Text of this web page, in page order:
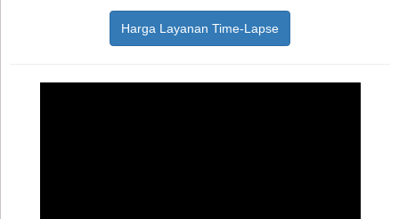
Harga Layanan Time-Lapse